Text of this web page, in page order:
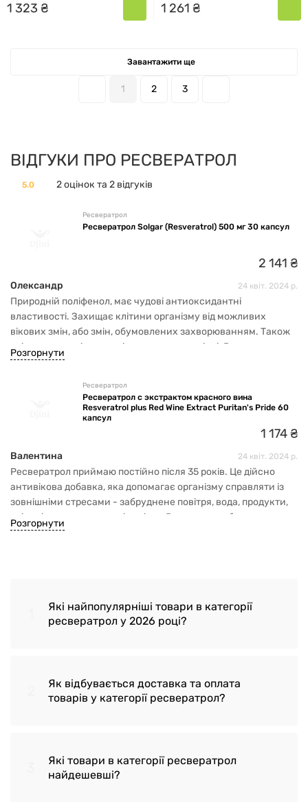
1 323 ₴ 1 261 ₴
1 2 3
Завантажити ще
ВІДГУКИ ПРО РЕСВЕРАТРОЛ
5.0 2 оцінок та 2 відгуків
Ресвератрол
Ресвератрол Solgar (Resveratrol) 500 мг 30 капсул
2 141 ₴
Олександр 24 квіт. 2024 р.
Природній поліфенол, має чудові антиоксидантні
властивості. Захищає клітини організму від можливих
вікових змін, або змін, обумовлених захворюванням. Також
знімає можливі запальні процеси в організмі. Рекомендую
приймати місяць, щоб ви відчули позитивні зміни.
Розгорнути
Ресвератрол
Ресвератрол с экстрактом красного вина
Resveratrol plus Red Wine Extract Puritan's Pride 60
капсул
1 174₴
Валентина 24 квіт. 2024 р.
Ресвератрол приймаю постійно після 35 років. Це дійсно
антивікова добавка, яка допомагає організму справляти із
зовнішніми стресами - забруднене повітря, вода, продукти,
які потім знижують наш імунітет. Ресвератрол блокує вплив
цих факторів і допомагає клітинам швидше відновлюватися.
Розгорнути
Які найпопулярніші товари в категорії
ресвератрол у 2026 році?
Ресвератрол Optimized Resveratrol
Swanson, 30 капсул
Як відбувається доставка та оплата
товарів у категорії ресвератрол?
Доставка здійснюється по Україні,
Які товари в категорії ресвератрол
найдешевші?